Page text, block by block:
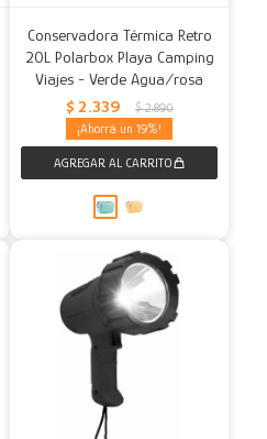
Conservadora Térmica Retro
20L Polarbox Playa Camping
Viajes - Verde Agua/rosa
$ 2.339 $ 2.890
19